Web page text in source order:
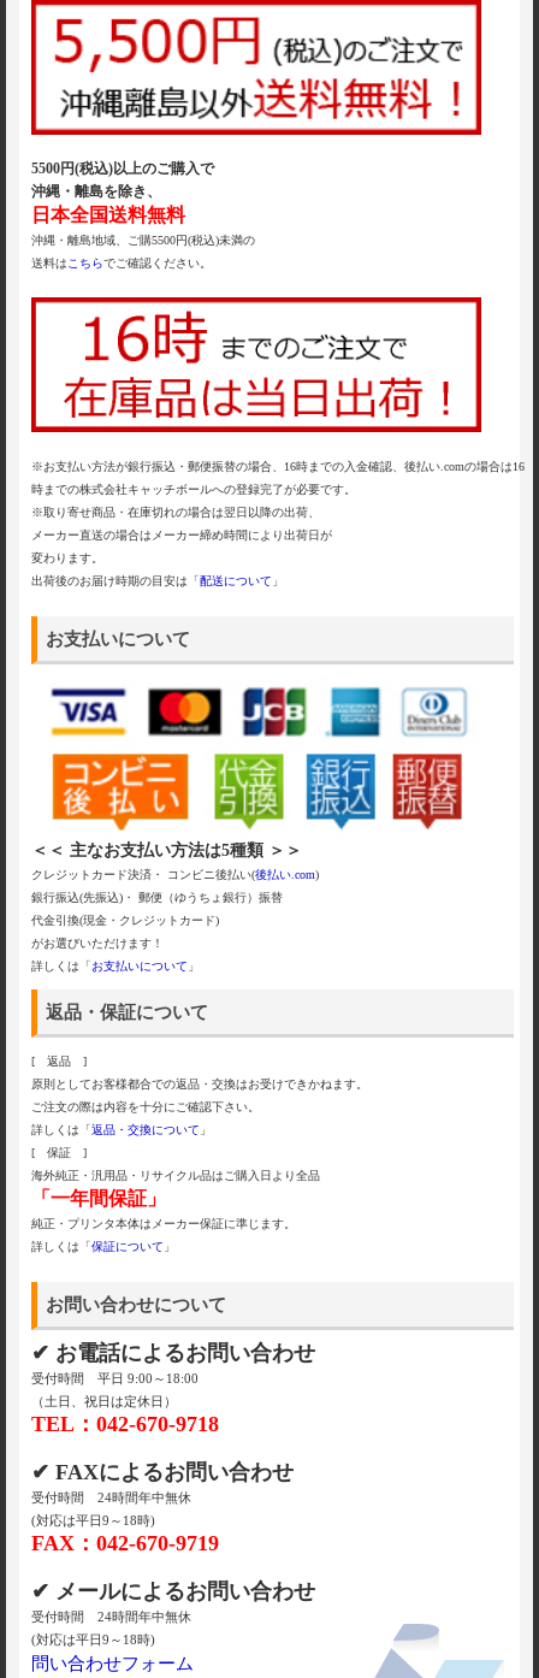
5500円(税込)以上のご購入で
沖縄・離島を除き、
日本全国送料無料
沖縄・離島地域、ご購5500円(税込)未満の
送料は こちらでご確認ください。
※お支払い方法が銀行振込・郵便振替の場合、16時までの入金確認、後払い.comの場合は16
時までの株式会社キャッチボールへの登録完了が必要です。
※取り寄せ商品・在庫切れの場合は翌日以降の出荷、
メーカー直送の場合はメーカー締め時間により出荷日が
変わります。
出荷後のお届け時期の目安は「配送について 」
お支払いについて
＜＜ 主なお支払い方法は5種類 ＞＞
クレジットカード決済・ コンビニ後払い(後払い.com)
銀行振込(先振込)・ 郵便（ゆうちょ銀行）振替
代金引換(現金・クレジットカード)
がお選びいただけます！
詳しくは「お支払いについて 」
返品・保証について
[ 返品 ]
原則としてお客様都合での返品・交換はお受けできかねます。
ご注文の際は内容を十分にご確認下さい。
詳しくは「返品・交換について 」
[ 保証 ]
海外純正・汎用品・リサイクル品はご購入日より全品
「一年間保証」
純正・プリンタ本体はメーカー保証に準じます。
詳しくは「保証について 」
お問い合わせについて
✔ お電話によるお問い合わせ
受付時間 平日 9:00～18:00
（土日、祝日は定休日）
TEL：042-670-9718
✔ FAXによるお問い合わせ
受付時間 24時間年中無休
(対応は平日9～18時)
FAX：042-670-9719
✔ メールによるお問い合わせ
受付時間 24時間年中無休
(対応は平日9～18時)
問い合わせフォーム